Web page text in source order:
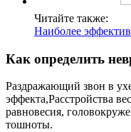
Читайте также:
Наиболее
Как определить
Раздражающий звон в
эффекта,Расстройства
равновесия,
тошноты.